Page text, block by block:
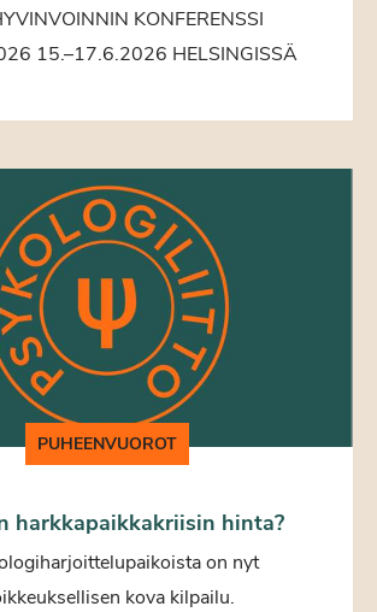
KONFERENSSI
15.–17.6.2026 HELSINGISSÄ
PUHEENVUOROT
harkkapaikkakriisin hinta?
on nyt
kova kilpailu.